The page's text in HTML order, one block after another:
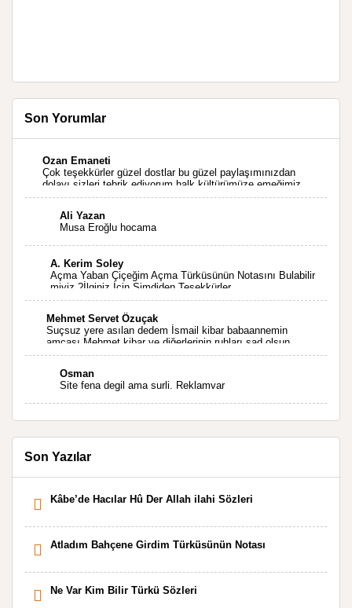
Son Yorumlar
Ozan Emaneti
Çok teşekkürler güzel dostlar bu güzel paylaşımınızdan
dolayı sizleri tebrik ediyorum halk kültürümüze emeğimiz
geçti ise ne mutlu bizlere sizlerin sayesinde türkülerimiz
Ali Yazan
Musa Eroğlu hocama
A. Kerim Soley
Açma Yaban Çiçeğim Açma Türküsünün Notasını Bulabilir
miyiz ?İlginiz İçin Şimdiden Teşekkürler.
Mehmet Servet Özuçak
Suçsuz yere asılan dedem İsmail kibar babaannemin
amcası Mehmet kibar ve diğerlerinin ruhları şad olsun.
Kahrolsun Cemal paşa
Osman
Site fena degil ama surli. Reklamvar
Son Yazılar
Kâbe’de Hacılar Hû Der Allah ilahi Sözleri
Atladım Bahçene Girdim Türküsünün Notası
Ne Var Kim Bilir Türkü Sözleri